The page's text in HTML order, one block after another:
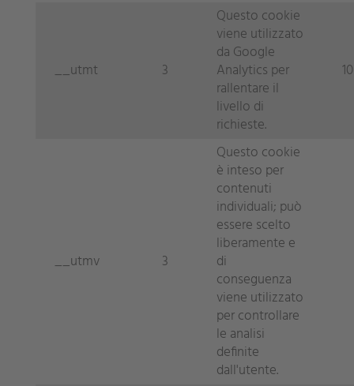
__utmt 3
Questo cookie
viene utilizzato
da Google
Analytics per
rallentare il
livello di
richieste.
__utmv 3
Questo cookie
è inteso per
contenuti
individuali; può
essere scelto
liberamente e
di
conseguenza
viene utilizzato
per controllare
le analisi
definite
dall'utente.